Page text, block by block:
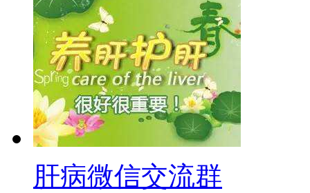
肝病微信交流群